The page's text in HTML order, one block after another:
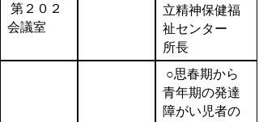
第２０２
会議室
立精神保健福
祉センター
所長
○思春期から
青年期の発達
障がい児者の